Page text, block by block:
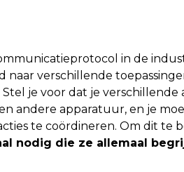
in de
naar verschillende
Stel je voor dat je
andere apparatuur, en je
te coördineren. Om dit te
nodig die ze allemaal